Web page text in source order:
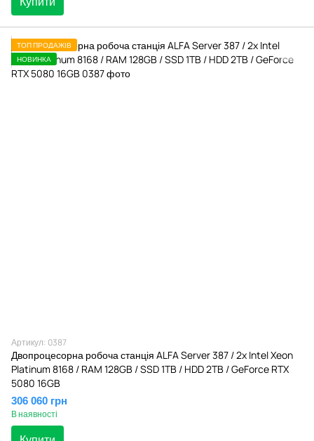
ТОП ПРОДАЖІВ
НОВИНКА
Артикул: 0387
Двопроцесорна робоча станція ALFA Server 387 / 2x Intel Xeon
Platinum 8168 / RAM 128GB / SSD 1TB / HDD 2TB / GeForce RTX
5080 16GB
306 060 грн
В наявності